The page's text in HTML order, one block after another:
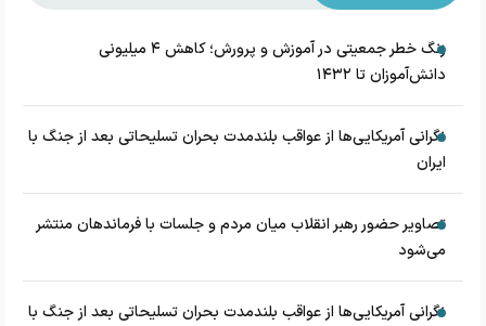
زنگ خطر جمعیتی در آموزش و پرورش؛ کاهش ۴ میلیونی
دانش‌آموزان تا ۱۴۳۲
نگرانی آمریکایی‌ها از عواقب بلندمدت بحران تسلیحاتی بعد از جنگ با
ایران
تصاویر حضور رهبر انقلاب میان مردم و جلسات با فرماندهان منتشر
می‌شود
نگرانی آمریکایی‌ها از عواقب بلندمدت بحران تسلیحاتی بعد از جنگ با